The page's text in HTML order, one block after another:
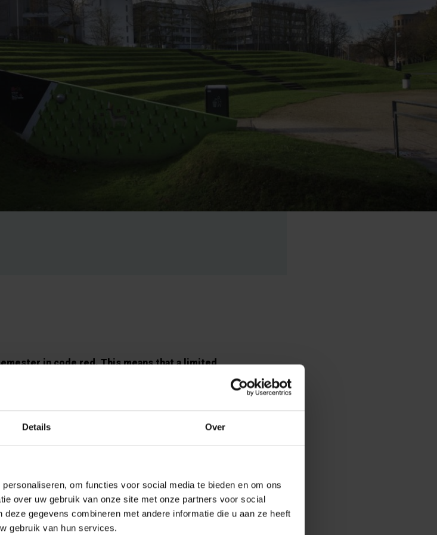
Details Over
om functies voor social media te bieden en om ons
over uw gebruik van onze site met onze partners voor social
gegevens combineren met andere informatie die u aan ze heeft
gebruik van hun services.
in code red. This means that a limited
Lectures will remain digital, but essential
to the applicable security measures. For
components, practice sessions and booster
is possible. This depends on various factors: the
the evolution of the Covid-19 infection rates; the
with UZ Brussel, which has a good insight into the
system.